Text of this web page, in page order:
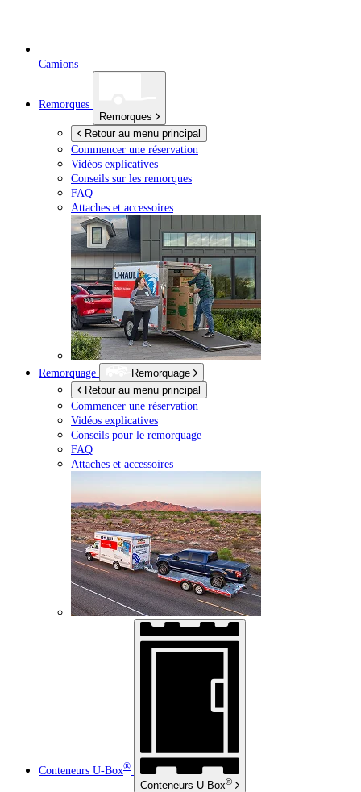
Camions
Remorques
Remorques
Retour au menu principal
Commencer une réservation
Vidéos explicatives
Conseils sur les remorques
FAQ
Attaches et accessoires
Remorquage
Remorquage
Retour au menu principal
Commencer une réservation
Vidéos explicatives
Conseils pour le remorquage
FAQ
Attaches et accessoires
Conteneurs U-Box®
Conteneurs U-Box®